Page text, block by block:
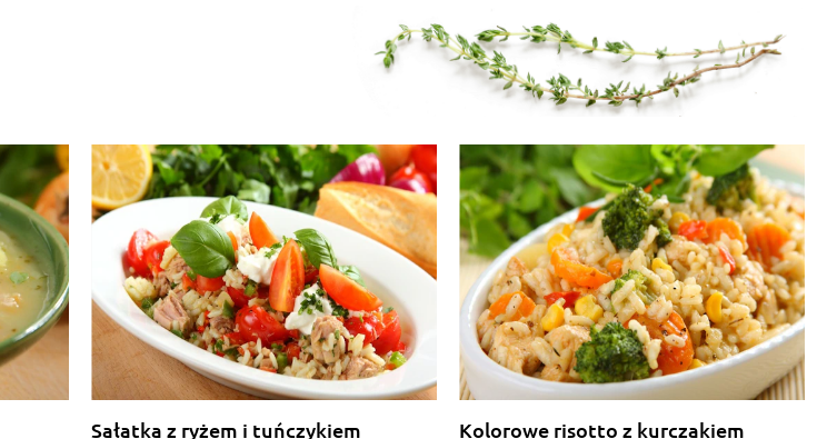
Sałatka z ryżem i tuńczykiem Kolorowe risotto z kurczakiem